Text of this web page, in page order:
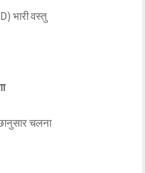
भारी वस्तु
चलना